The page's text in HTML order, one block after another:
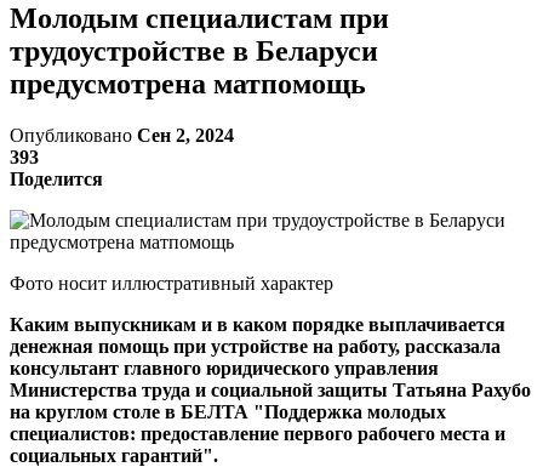
Молодым специалистам при
трудоустройстве в Беларуси
предусмотрена матпомощь
Опубликовано Сен 2, 2024
393
Поделится
Фото носит иллюстративный характер
Каким выпускникам и в каком порядке выплачивается
денежная помощь при устройстве на работу, рассказала
консультант главного юридического управления
Министерства труда и социальной защиты Татьяна Рахубо
на круглом столе в БЕЛТА "Поддержка молодых
специалистов: предоставление первого рабочего места и
социальных гарантий".